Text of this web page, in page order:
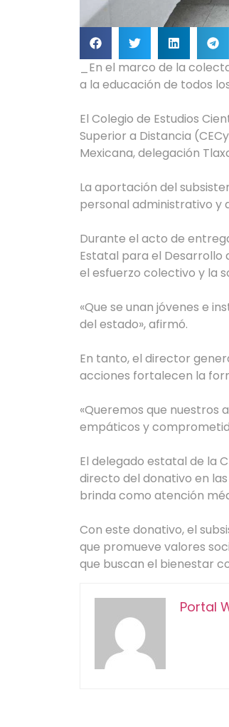
_En el marco de la
a la educación de todos
El Colegio de Estudios
Superior a Distancia
Mexicana, delegación
La aportación del
personal administrativo y
Durante el acto de
Estatal para el Desarrollo
el esfuerzo colectivo y la
«Que se unan jóvenes e
del estado», afirmó.
En tanto, el director
acciones fortalecen la
«Queremos que nuestros
empáticos y
El delegado estatal de la
directo del donativo en
brinda como atención
Con este donativo, el
que promueve valores
que buscan el bienestar
Portal